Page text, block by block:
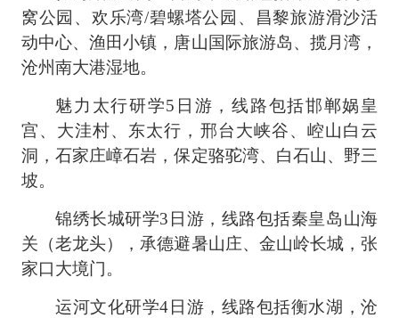
窝公园、欢乐湾/碧螺塔公园、昌黎旅游滑沙活
动中心、渔田小镇，唐山国际旅游岛、揽月湾，
沧州南大港湿地。
魅力太行研学5日游，线路包括邯郸娲皇
宫、大洼村、东太行，邢台大峡谷、崆山白云
洞，石家庄嶂石岩，保定骆驼湾、白石山、野三
坡。
锦绣长城研学3日游，线路包括秦皇岛山海
关（老龙头），承德避暑山庄、金山岭长城，张
家口大境门。
运河文化研学4日游，线路包括衡水湖，沧